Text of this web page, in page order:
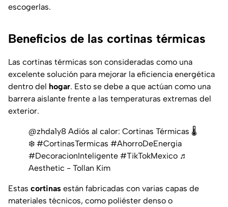
escogerlas.
Beneficios de las cortinas térmicas
Las cortinas térmicas son consideradas como una
excelente solución para mejorar la eficiencia energética
dentro del hogar. Esto se debe a que actúan como una
barrera aislante frente a las temperaturas extremas del
exterior.
@zhda1y8 Adiós al calor: Cortinas Térmicas 🌡️
❄️ #CortinasTermicas #AhorroDeEnergia
#DecoracionInteligente #TikTokMexico ♬
Aesthetic - Tollan Kim
Estas cortinas están fabricadas con varias capas de
materiales técnicos, como poliéster denso o